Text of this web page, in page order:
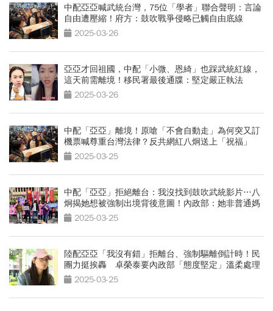
中配亞亞喊武統台灣，75位「學者」聯合聲明：言論
自由遭壓縮！府方：鼓吹戰爭侵略已觸自由底線
2025-03-26
亞亞才回祖國，中配「小微、恩綺」也踩武統紅線，
這天前需離境！移民署最後通牒：堅定嚴正執法
2025-03-26
中配「亞亞」離境！原嗆「不會自動走」為何突又訂
機票喊尊重台灣法律？反共網紅八炯送上「祝福」
2025-03-25
中配「亞亞」拒絕離台：我沒找到鼓吹武統影片…八
炯揭她想被強制出境背後意圖！內政部：她非普通媽
媽 2025-03-25
陸配亞亞「我沒有錯」拒離台、強制驅離倒計時！民
團力挺挨轟 卓榮泰要內政部「態度堅定」溫柔處理
2025-03-25